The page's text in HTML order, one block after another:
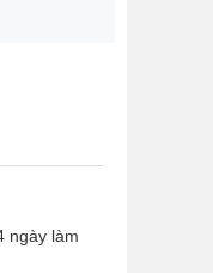
ngày làm